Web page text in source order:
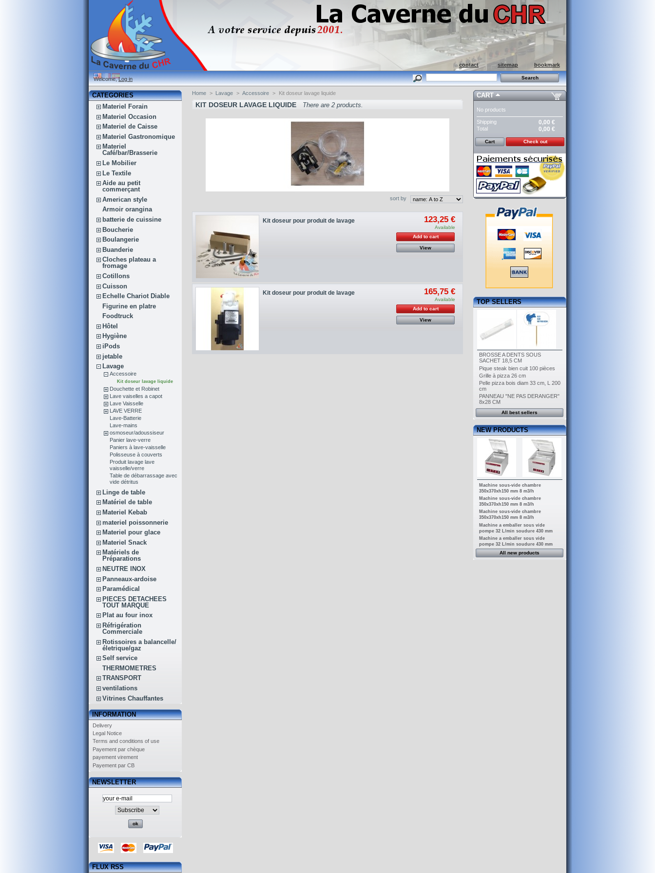
contact sitemap bookmark
Welcome,Log in
CATEGORIES
Materiel Forain
Materiel Occasion
Materiel de Caisse
Materiel Gastronomique
Materiel
Café/bar/Brasserie
Le Mobilier
Le Textile
Aide au petit
commerçant
American style
Armoir orangina
batterie de cuissine
Boucherie
Boulangerie
Buanderie
Cloches plateau a
fromage
Cotillons
Cuisson
Echelle Chariot Diable
Figurine en platre
Foodtruck
Hôtel
Hygiène
iPods
jetable
Lavage
Accessoire
Kit doseur lavage liquide
Douchette et Robinet
Lave vaiselles a capot
Lave Vaisselle
LAVE VERRE
Lave-Batterie
Lave-mains
osmoseur/adoussiseur
Panier lave-verre
Paniers à lave-vaisselle
Polisseuse à couverts
Produit lavage lave
vaisselle/verre
Table de débarrassage avec
vide détritus
Linge de table
Matériel de table
Materiel Kebab
materiel poissonnerie
Materiel pour glace
Materiel Snack
Matériels de
Préparations
NEUTRE INOX
Panneaux-ardoise
Paramédical
PIECES DETACHEES
TOUT MARQUE
Plat au four inox
Réfrigération
Commerciale
Rotissoires a balancelle/
életrique/gaz
Self service
THERMOMETRES
TRANSPORT
ventilations
Vitrines Chauffantes
INFORMATION
Delivery
Legal Notice
Terms and conditions of use
Payement par chèque
payement virement
Payement par CB
NEWSLETTER
FLUX RSS
Home > Lavage > Accessoire > Kit doseur lavage liquide
KIT DOSEUR LAVAGE LIQUIDE There are 2 products.
sort by
Kit doseur pour produit de lavage 123,25 €
Available
Add to cart
View
Kit doseur pour produit de lavage 165,75 €
Available
Add to cart
View
CART
No products
Shipping 0,00 €
Total 0,00 €
Cart Check out
TOP SELLERS
BROSSE A DENTS SOUS
SACHET 18,5 CM
Pique steak bien cuit 100 pièces
Grille à pizza 26 cm
Pelle pizza bois diam 33 cm, L 200
cm
PANNEAU "NE PAS DERANGER"
8x28 CM
All best sellers
NEW PRODUCTS
Machine sous-vide chambre
350x370xh150 mm 8 m3/h
Machine sous-vide chambre
350x370xh150 mm 8 m3/h
Machine sous-vide chambre
350x370xh150 mm 8 m3/h
Machine a emballer sous vide
pompe 32 L/min soudure 430 mm
Machine a emballer sous vide
pompe 32 L/min soudure 430 mm
All new products